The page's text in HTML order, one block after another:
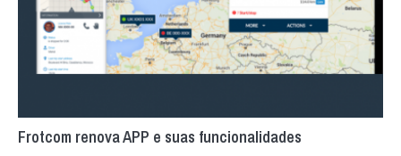
Frotcom renova APP e suas funcionalidades